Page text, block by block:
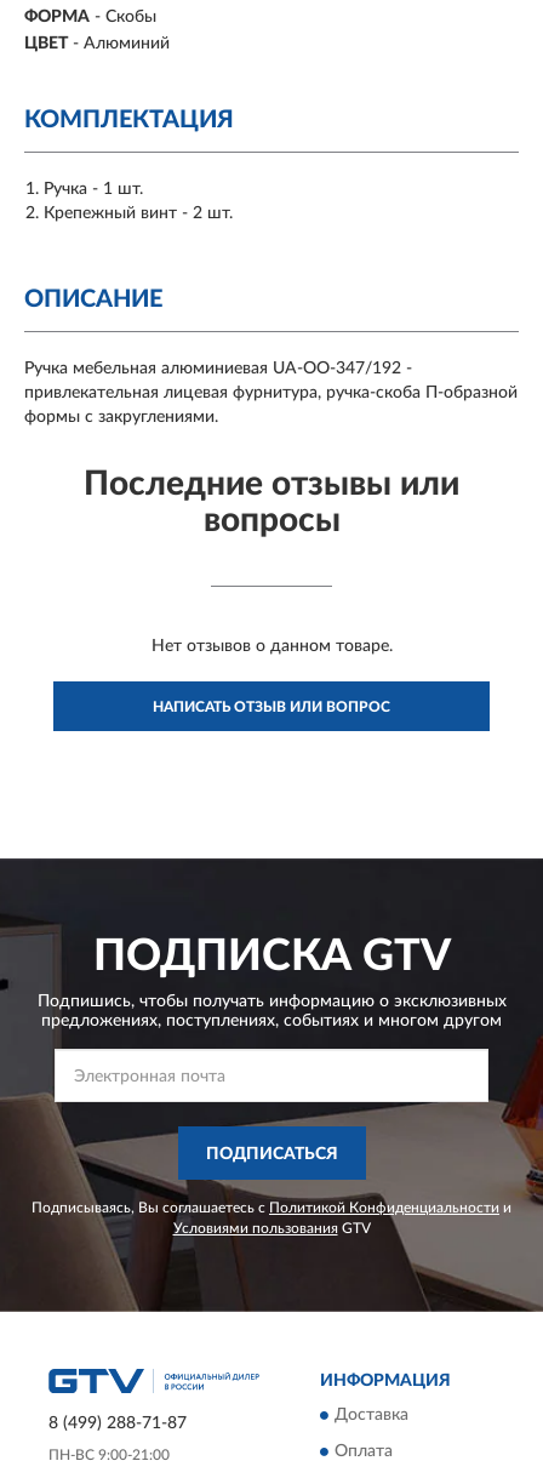
ФОРМА - Скобы
ЦВЕТ - Алюминий
КОМПЛЕКТАЦИЯ
Ручка - 1 шт.
Крепежный винт - 2 шт.
ОПИСАНИЕ
Ручка мебельная алюминиевая UA-OO-347/192 -
привлекательная лицевая фурнитура, ручка-скоба П-образной
формы с закруглениями.
Последние отзывы или
вопросы
Нет отзывов о данном товаре.
НАПИСАТЬ ОТЗЫВ ИЛИ ВОПРОС
ПОДПИСКАGTV
Подпишись, чтобы получать информацию о эксклюзивных
предложениях, поступлениях, событиях и многом другом
ПОДПИСАТЬСЯ
Подписываясь, Вы соглашаетесь с Политикой Конфиденциальности и
Условиями пользованияGTV
8 (499) 288-71-87
ПН-ВС 9:00-21:00
ИНФОРМАЦИЯ
Доставка
Оплата